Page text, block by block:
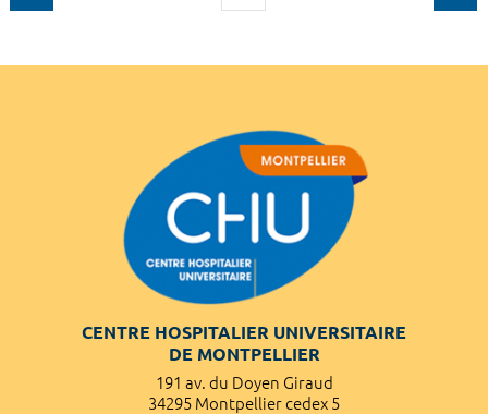
CENTRE HOSPITALIER UNIVERSITAIRE
DE MONTPELLIER
191 av. du Doyen Giraud
34295 Montpellier cedex 5